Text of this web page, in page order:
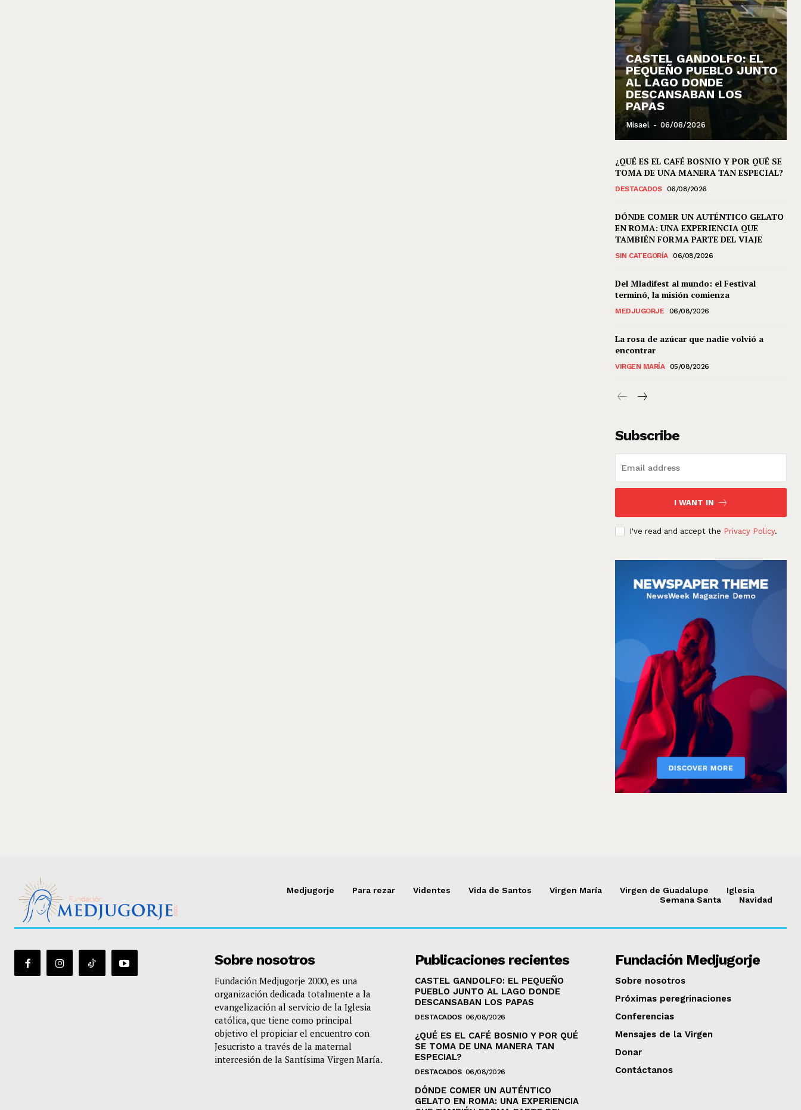
CASTEL GANDOLFO: EL
PEQUEÑO PUEBLO JUNTO
AL LAGO DONDE
DESCANSABAN LOS
PAPAS
Misael - 06/08/2026
¿QUÉ ES EL CAFÉ BOSNIO Y POR QUÉ SE
TOMA DE UNA MANERA TAN ESPECIAL?
DESTACADOS 06/08/2026
DÓNDE COMER UN AUTÉNTICO GELATO
EN ROMA: UNA EXPERIENCIA QUE
TAMBIÉN FORMA PARTE DEL VIAJE
SIN CATEGORÍA 06/08/2026
Del Mladifest al mundo: el Festival
terminó, la misión comienza
MEDJUGORJE 06/08/2026
La rosa de azúcar que nadie volvió a
encontrar
VIRGEN MARÍA 05/08/2026
Subscribe
I WANT IN
I've read and accept the Privacy Policy.
Medjugorje Para rezar Videntes Vida de Santos Virgen María Virgen de Guadalupe
Iglesia
Semana Santa
Navidad
Sobre nosotros
Fundación Medjugorje 2000, es una
organización dedicada totalmente a la
evangelización al servicio de la Iglesia
católica, que tiene como principal
objetivo el propiciar el encuentro con
Jesucristo a través de la maternal
intercesión de la Santísima Virgen María.
Publicaciones recientes
CASTEL GANDOLFO: EL PEQUEÑO
PUEBLO JUNTO AL LAGO DONDE
DESCANSABAN LOS PAPAS
DESTACADOS 06/08/2026
¿QUÉ ES EL CAFÉ BOSNIO Y POR QUÉ
SE TOMA DE UNA MANERA TAN
ESPECIAL?
DESTACADOS 06/08/2026
DÓNDE COMER UN AUTÉNTICO
GELATO EN ROMA: UNA EXPERIENCIA
Fundación Medjugorje
Sobre nosotros
Próximas peregrinaciones
Conferencias
Mensajes de la Virgen
Donar
Contáctanos